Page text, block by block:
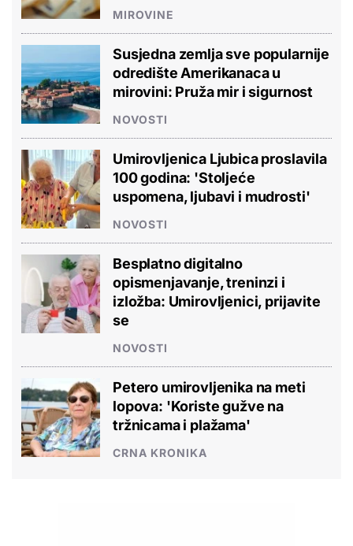
MIROVINE
Susjedna zemlja sve popularnije
odredište Amerikanaca u
mirovini: Pruža mir i sigurnost
NOVOSTI
Umirovljenica Ljubica proslavila
100 godina: 'Stoljeće
uspomena, ljubavi i mudrosti'
NOVOSTI
Besplatno digitalno
opismenjavanje, treninzi i
izložba: Umirovljenici, prijavite
se
NOVOSTI
Petero umirovljenika na meti
lopova: 'Koriste gužve na
tržnicama i plažama'
CRNA KRONIKA